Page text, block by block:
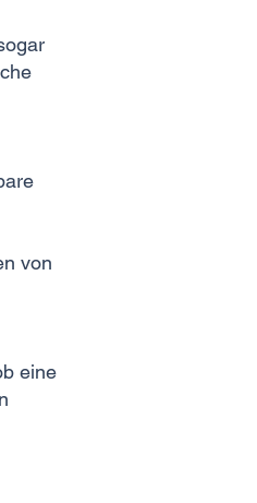
von
eine